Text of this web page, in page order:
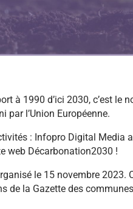
à 1990 d’ici 2030, c’est le
par l’Union Européenne.
: Infopro Digital Media a
web Décarbonation2030 !
le 15 novembre 2023.
de la Gazette des